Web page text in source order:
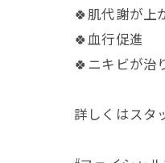
🍀肌代謝が上
🍀血行促進
🍀ニキビが治
詳しくはスタ